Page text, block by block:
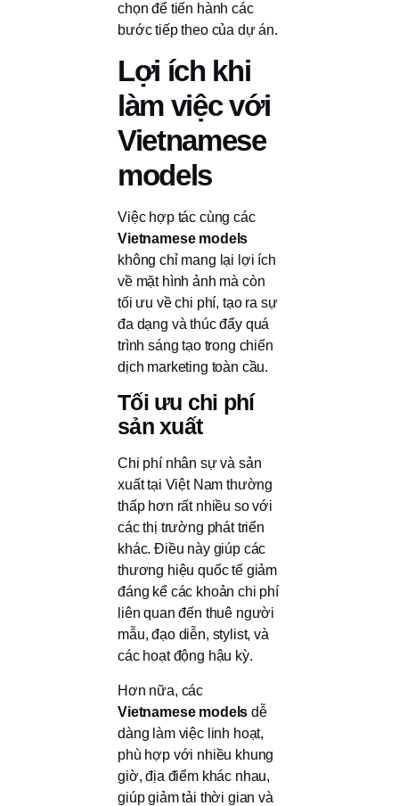
chọn để tiến hành các
bước tiếp theo của dự án.
Lợi ích khi
làm việc với
Vietnamese
models
Việc hợp tác cùng các
Vietnamese models
không chỉ mang lại lợi ích
về mặt hình ảnh mà còn
tối ưu về chi phí, tạo ra sự
đa dạng và thúc đẩy quá
trình sáng tạo trong chiến
dịch marketing toàn cầu.
Tối ưu chi phí
sản xuất
Chi phí nhân sự và sản
xuất tại Việt Nam thường
thấp hơn rất nhiều so với
các thị trường phát triển
khác. Điều này giúp các
thương hiệu quốc tế giảm
đáng kể các khoản chi phí
liên quan đến thuê người
mẫu, đạo diễn, stylist, và
các hoạt động hậu kỳ.
Hơn nữa, các
Vietnamese models dễ
dàng làm việc linh hoạt,
phù hợp với nhiều khung
giờ, địa điểm khác nhau,
giúp giảm tải thời gian và